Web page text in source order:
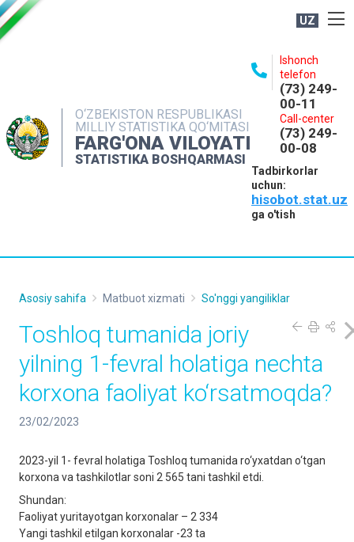
UZ
O‘ZBEKISTON RESPUBLIKASI
MILLIY STATISTIKA QO‘MITASI
FARG'ONA VILOYATI
STATISTIKA BOSHQARMASI
Ishonch
telefon
(73) 249-
00-11
Call-center
(73) 249-
00-08
Tadbirkorlar
uchun:
hisobot.stat.uz
ga o'tish
NASHRLAR
INTERAKTIV XIZMATLAR
MATBUOT XIZMATI
Asosiy sahifa Matbuot xizmati So'nggi yangiliklar
Toshloq tumanida joriy
yilning 1-fevral holatiga nechta
korxona faoliyat ko‘rsatmoqda?
23/02/2023
2023-yil 1- fevral holatiga Toshloq tumanida ro‘yxatdan o‘tgan
korxona va tashkilotlar soni 2 565 tani tashkil etdi.
Shundan:
Faoliyat yuritayotgan korxonalar – 2 334
Yangi tashkil etilgan korxonalar -23 ta